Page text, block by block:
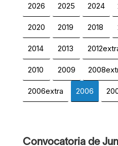
2026 2025 2024
2020 2019 2018
2014 2013
2010 2009
2006extra 2006
Convocatoria de